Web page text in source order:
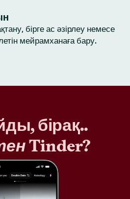
бірге ас әзірлеу немесе
мейрамханаға бару.
бірақ..
Tinder?